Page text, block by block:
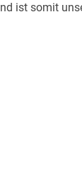
ist somit